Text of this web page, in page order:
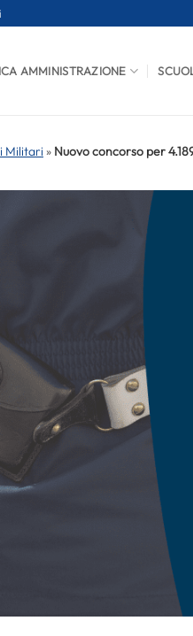
AMMINISTRAZIONE
Militari » Nuovo concorso per